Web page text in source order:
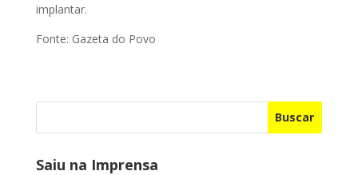
implantar.
Fonte: Gazeta do Povo
Buscar
Saiu na Imprensa